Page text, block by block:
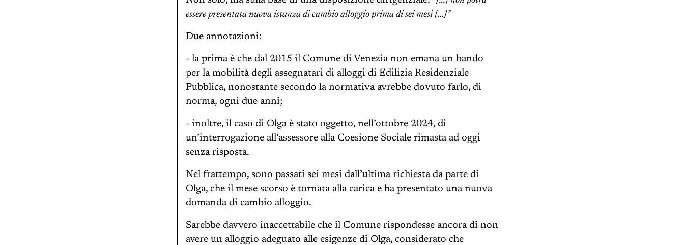
essere presentata nuova istanza di cambio alloggio prima di sei mesi [...]”
Due annotazioni:
- la prima è che dal 2015 il Comune di Venezia non emana un bando
per la mobilità degli assegnatari di alloggi di Edilizia Residenziale
Pubblica, nonostante secondo la normativa avrebbe dovuto farlo, di
norma, ogni due anni;
- inoltre, il caso di Olga è stato oggetto, nell’ottobre 2024, di
un’interrogazione all’assessore alla Coesione Sociale rimasta ad oggi
senza risposta.
Nel frattempo, sono passati sei mesi dall’ultima richiesta da parte di
Olga, che il mese scorso è tornata alla carica e ha presentato una nuova
domanda di cambio alloggio.
Sarebbe davvero inaccettabile che il Comune rispondesse ancora di non
avere un alloggio adeguato alle esigenze di Olga, considerato che